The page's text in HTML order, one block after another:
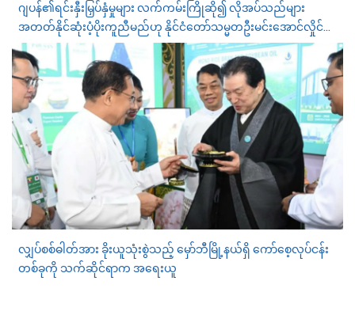
ဂျပန်၏ရင်းနှီးမြှပ်နှံမှုများ လက်ကမ်းကြိုဆို၍ လိုအပ်သည်များ
အတတ်နိုင်ဆုံးပံ့ပိုးကူညီမည်ဟု နိုင်ငံတော်သမ္မတဦးမင်းအောင်လှိုင်က
ဂျပန်လုပ်ငန်းရှင်များကိုပြောကြား
လျှပ်စစ်ဓါတ်အား ခိုးယူသုံးစွဲသည့် မှော်ဘီမြို့နယ်ရှိ ကော်စေ့လုပ်ငန်း
တစ်ခုကို သက်ဆိုင်ရာက အရေးယူ